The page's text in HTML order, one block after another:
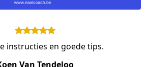
instructies en goede tips.
Van Tendeloo